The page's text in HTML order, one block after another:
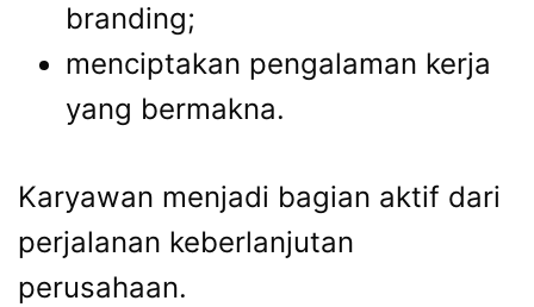
branding;
menciptakan pengalaman kerja
yang bermakna.
Karyawan menjadi bagian aktif dari
perjalanan keberlanjutan
perusahaan.